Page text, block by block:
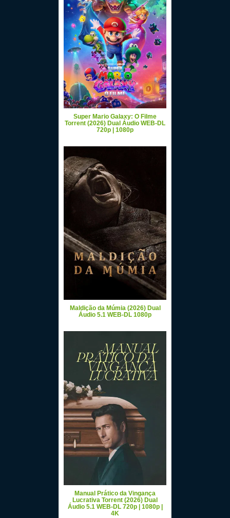
Super Mario Galaxy: O Filme
Torrent (2026) Dual Áudio WEB-DL
720p | 1080p
Maldição da Múmia (2026) Dual
Áudio 5.1 WEB-DL 1080p
Manual Prático da Vingança
Lucrativa Torrent (2026) Dual
Áudio 5.1 WEB-DL 720p | 1080p |
4K